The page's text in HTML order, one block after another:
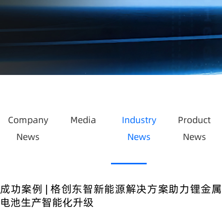
Company
News
Media
Industry
News
Product
News
成功案例 | 格创东智新能源解决方案助力锂金属
电池生产智能化升级